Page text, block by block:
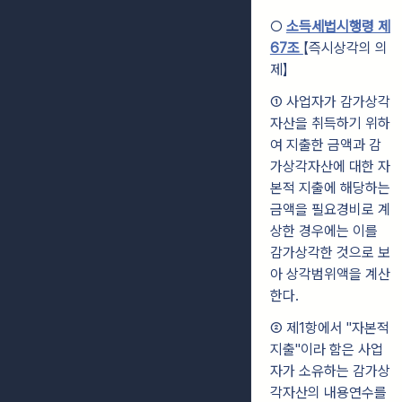
○ 소득세법시행령 제
67조 【즉시상각의 의
제】
① 사업자가 감가상각
자산을 취득하기 위하
여 지출한 금액과 감
가상각자산에 대한 자
본적 지출에 해당하는
금액을 필요경비로 계
상한 경우에는 이를
감가상각한 것으로 보
아 상각범위액을 계산
한다.
② 제1항에서 "자본적
지출"이라 함은 사업
자가 소유하는 감가상
각자산의 내용연수를